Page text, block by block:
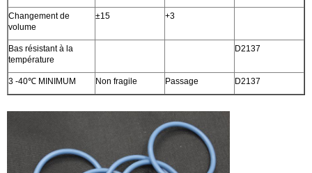
Changement de
volume
±15 +3
Bas résistant à la
température
D2137
3 -40℃ MINIMUM Non fragile Passage D2137